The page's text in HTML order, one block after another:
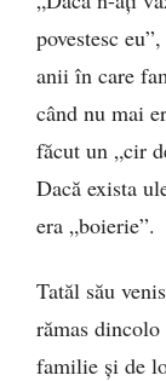
povestesc
anii în care
când nu mai
făcut un „cir
Dacă exista
era „boierie”.
Tatăl său
rămas
familie și de